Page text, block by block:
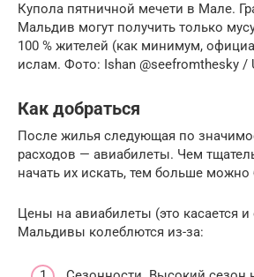
Купола пятничной мечети в Мале.
Мальдив могут получить только
100 % жителей (как минимум,
ислам. Фото: Ishan @seefromthesky /
Как добраться
После жилья следующая по
расходов — авиабилеты. Чем
начать их искать, тем больше можно
Цены на авиабилеты (это касается и
Мальдивы колеблются из-за: